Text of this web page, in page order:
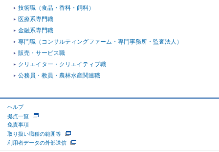
技術職（食品・香料・飼料）
医療系専門職
金融系専門職
専門職（コンサルティングファーム・専門事務所・監査法人）
販売・サービス職
クリエイター・クリエイティブ職
公務員・教員・農林水産関連職
ヘルプ
拠点一覧
免責事項
取り扱い職種の範囲等
利用者データの外部送信